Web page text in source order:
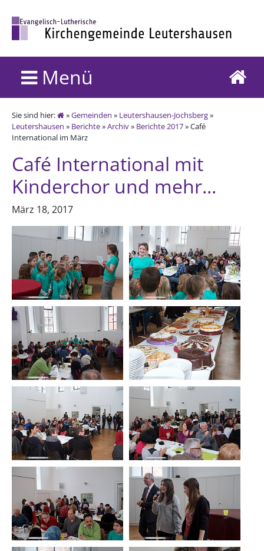
Menü
Sie sind hier: »Gemeinden » Leutershausen-Jochsberg»
Leutershausen » Berichte»Archiv» Berichte 2017» Café
International im März
Café International mit
Kinderchor und mehr...
März 18, 2017